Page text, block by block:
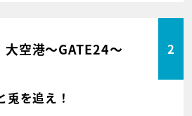
大空港～GATE24～ 2
を追え！